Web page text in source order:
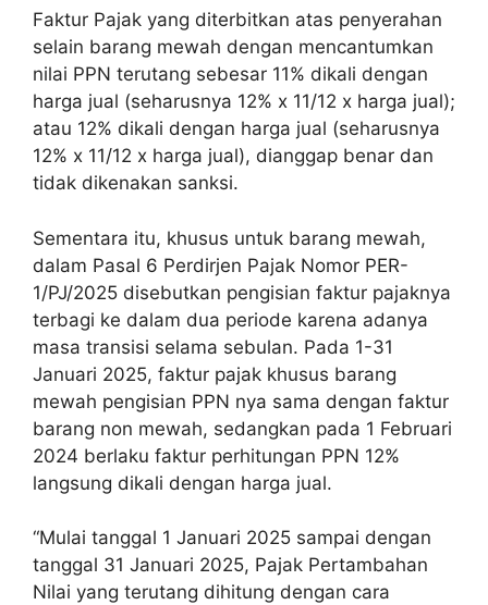
Faktur Pajak yang diterbitkan atas penyerahan
selain barang mewah dengan mencantumkan
nilai PPN terutang sebesar 11% dikali dengan
harga jual (seharusnya 12% x 11/12 x harga jual);
atau 12% dikali dengan harga jual (seharusnya
12% x 11/12 x harga jual), dianggap benar dan
tidak dikenakan sanksi.
Sementara itu, khusus untuk barang mewah,
dalam Pasal 6 Perdirjen Pajak Nomor PER-
1/PJ/2025 disebutkan pengisian faktur pajaknya
terbagi ke dalam dua periode karena adanya
masa transisi selama sebulan. Pada 1-31
Januari 2025, faktur pajak khusus barang
mewah pengisian PPN nya sama dengan faktur
barang non mewah, sedangkan pada 1 Februari
2024 berlaku faktur perhitungan PPN 12%
langsung dikali dengan harga jual.
“Mulai tanggal 1 Januari 2025 sampai dengan
tanggal 31 Januari 2025, Pajak Pertambahan
Nilai yang terutang dihitung dengan cara